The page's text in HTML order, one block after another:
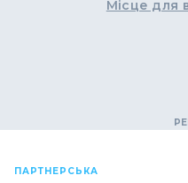
Місце для
ПАРТНЕРСЬКА